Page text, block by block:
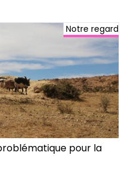
Notre regard
pour la